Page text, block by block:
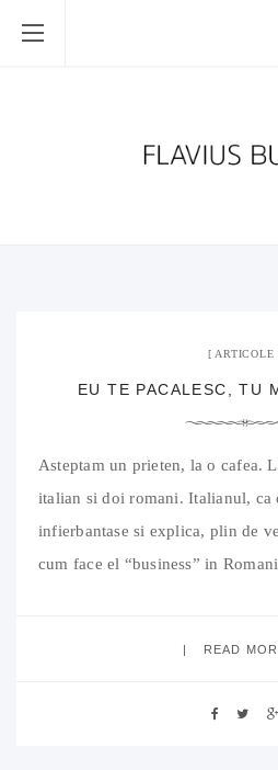
ARTICOLE
EU TE PACALESC, TU
Asteptam un prieten, la o cafea.
italian si doi romani. Italianul, ca
infierbantase si explica, plin de
cum face el “business” in
READ